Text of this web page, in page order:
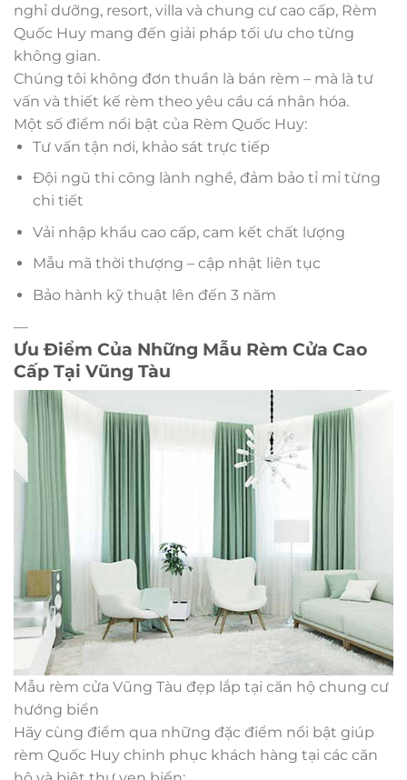
nghỉ dưỡng, resort, villa và chung cư cao cấp, Rèm
Quốc Huy mang đến giải pháp tối ưu cho từng
không gian.
Chúng tôi không đơn thuần là bán rèm – mà là tư
vấn và thiết kế rèm theo yêu cầu cá nhân hóa.
Một số điểm nổi bật của Rèm Quốc Huy:
Tư vấn tận nơi, khảo sát trực tiếp
Đội ngũ thi công lành nghề, đảm bảo tỉ mỉ từng
chi tiết
Vải nhập khẩu cao cấp, cam kết chất lượng
Mẫu mã thời thượng – cập nhật liên tục
Bảo hành kỹ thuật lên đến 3 năm
—
Ưu Điểm Của Những Mẫu Rèm Cửa Cao
Cấp Tại Vũng Tàu
Mẫu rèm cửa Vũng Tàu đẹp lắp tại căn hộ chung cư
hướng biển
Hãy cùng điểm qua những đặc điểm nổi bật giúp
rèm Quốc Huy chinh phục khách hàng tại các căn